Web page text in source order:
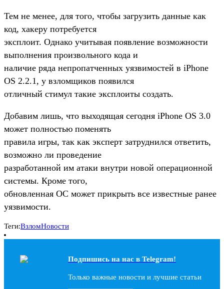
Тем не менее, для того, чтобы загрузить данные как
код, хакеру потребуется
эксплоит. Однако учитывая появление возможности
выполнения произвольного кода и
наличие ряда непропатченных уязвимостей в iPhone
OS 2.2.1, у взломщиков появился
отличный стимул такие эксплоиты создать.
Добавим лишь, что выходящая сегодня iPhone OS 3.0
может полностью поменять
правила игры, так как эксперт затруднился ответить,
возможно ли проведение
разработанной им атаки внутри новой операционной
системы. Кроме того,
обновленная ОС может прикрыть все известные ранее
уязвимости.
Теги:ВзломНовости
Подпишись на наc в Telegram!
Только важные новости и лучшие статьи